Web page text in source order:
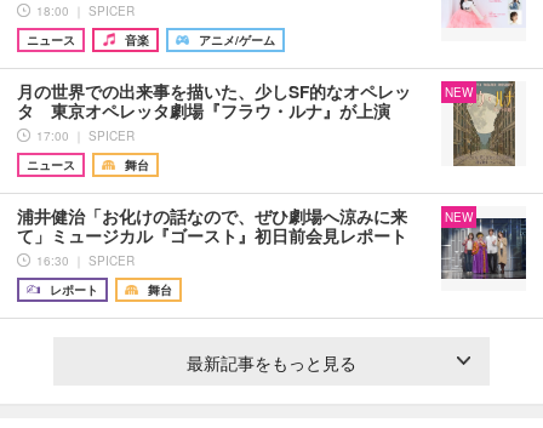
18:00 ｜ SPICER
ニュース
音楽 アニメ/ゲーム
月の世界での出来事を描いた、少しSF的なオペレッ
タ 東京オペレッタ劇場『フラウ・ルナ』が上演
17:00 ｜ SPICER
ニュース
舞台
NEW
浦井健治「お化けの話なので、ぜひ劇場へ涼みに来
て」ミュージカル『ゴースト』初日前会見レポート
16:30 ｜ SPICER
レポート
舞台
NEW
最新記事をもっと見る